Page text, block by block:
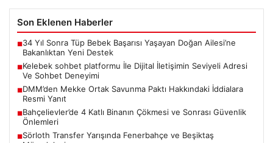
Son Eklenen Haberler
■34 Yıl Sonra Tüp Bebek Başarısı Yaşayan Doğan Ailesi’ne
Bakanlıktan Yeni Destek
■Kelebek sohbet platformu İle Dijital İletişimin Seviyeli Adresi
Ve Sohbet Deneyimi
■DMM’den Mekke Ortak Savunma Paktı Hakkındaki İddialara
Resmi Yanıt
■Bahçelievler’de 4 Katlı Binanın Çökmesi ve Sonrası Güvenlik
Önlemleri
■Sörloth Transfer Yarışında Fenerbahçe ve Beşiktaş